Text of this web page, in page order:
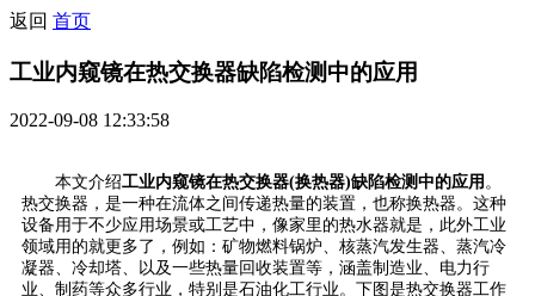
返回 首页
工业内窥镜在热交换器缺陷检测中的应用
2022-09-08 12:33:58
本文介绍工业内窥镜在热交换器(换热器)缺陷检测中的应用 。
热交换器，是一种在流体之间传递热量的装置，也称换热器。这种
设备用于不少应用场景或工艺中，像家里的热水器就是，此外工业
领域用的就更多了，例如：矿物燃料锅炉、核蒸汽发生器、蒸汽冷
凝器、冷却塔、以及一些热量回收装置等，涵盖制造业、电力行
业、制药等众多行业，特别是石油化工行业。下图是热交换器工作